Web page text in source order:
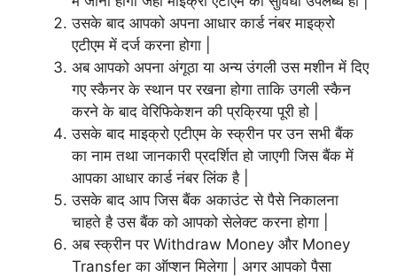
उसके बाद आपको अपना आधार कार्ड नंबर माइक्रो
एटीएम में दर्ज करना होगा |
अब आपको अपना अंगूठा या अन्य उंगली उस मशीन में दिए
गए स्कैनर के स्थान पर रखना होगा ताकि उगली स्कैन
करने के बाद वेरिफिकेशन की प्रक्रिया पूरी हो |
उसके बाद माइक्रो एटीएम के स्क्रीन पर उन सभी बैंक
का नाम तथा जानकारी प्रदर्शित हो जाएगी जिस बैंक में
आपका आधार कार्ड नंबर लिंक है |
उसके बाद आप जिस बैंक अकाउंट से पैसे निकालना
चाहते है उस बैंक को आपको सेलेक्ट करना होगा |
अब स्क्रीन पर Withdraw Money और Money
Transfer का ऑप्शन मिलेगा | अगर आपको पैसा